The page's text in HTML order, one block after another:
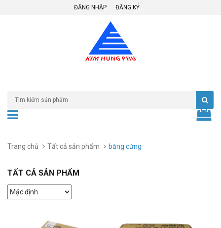
ĐĂNG NHẬP ĐĂNG KÝ
Trang chủ Tất cả sản phẩm băng cứng
TẤT CẢ SẢN PHẨM